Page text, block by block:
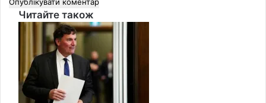
Читайте також
Close